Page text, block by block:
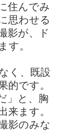
住んでみ
思わせる
影が、ド
す。
く、既設
的です。
」と、胸
来ます。
影のみな